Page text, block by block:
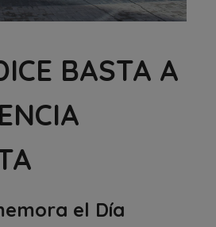
BASTA A
el Día